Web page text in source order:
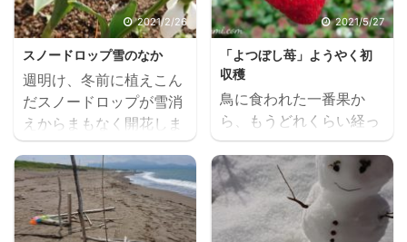
↓ ↓ ＊シンプルイズベ
スト＊ にほんブログ村
＊いま平屋がブームな理
由＊ にほんブログ村 平
屋住宅ランキング
た熱が上がると悪いから
無理しないでよ！」 心配
する私を他所に、夫は手
際よく除雪を済ませる
と、窓から覗き込む私に
何かアピールしはじめ
た。 スノーダンプに乗っ
かって何やらポーズを決
めている。 あ、もしかし
て‥‥。 歩夢君の、つも
2021/2/26
スノードロップ雪のなか
週明け、冬前に植えこん
だスノードロップが雪消
えからまもなく開花しま
した。 よく観察すると短
い内花被に緑のハート模
様があるんですね。 恥ず
かしそうにうつむいて咲
く姿も可憐で、はじめて
2021/5/27
「よつぼし苺」ようやく初
収穫
鳥に食われた一番果か
ら、もうどれくらい経っ
ただろうか？ 越後姫と一
緒に育てていた、四季成
り苺「よつぼし」がよう
やく初収穫の日を迎えま
した。 しかも、今朝はと